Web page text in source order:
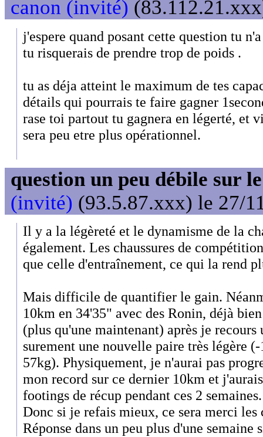
canon (invité)
j'espere quand posant cette question tu
tu risquerais de prendre trop de poids .
tu as déja atteint le maximum de tes
détails qui pourrais te faire gagner
rase toi partout tu gagnera en légerté, et
sera peu etre plus opérationnel.
question un peu débile sur
(invité) (93.5.87.xxx) le 27/
Il y a la légèreté et le dynamisme de la
également. Les chaussures de
que celle d'entraînement, ce qui la rend
Mais difficile de quantifier le gain.
10km en 34'35" avec des Ronin, déjà
(plus qu'une maintenant) après je recours
surement une nouvelle paire très légère
57kg). Physiquement, je n'aurai pas
mon record sur ce dernier 10km et
footings de récup pendant ces 2 semaines.
Donc si je refais mieux, ce sera merci les
Réponse dans un peu plus d'une semaine